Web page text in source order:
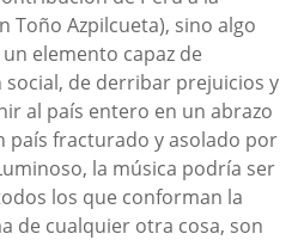
Toño Azpilcueta), sino algo
elemento capaz de
de derribar prejuicios y
al país entero en un abrazo
país fracturado y asolado por
la música podría ser
los que conforman la
de cualquier otra cosa, son